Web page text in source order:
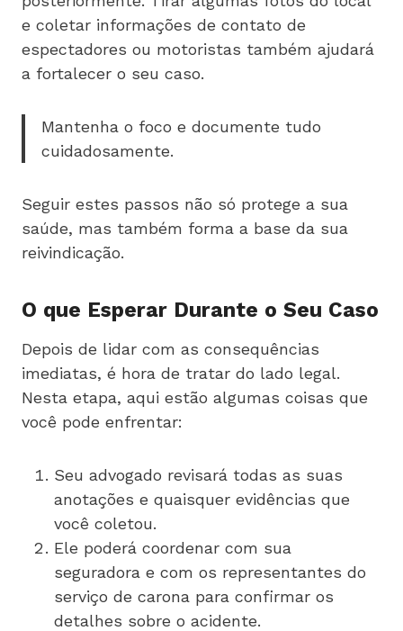
e coletar informações de contato de
espectadores ou motoristas também ajudará
a fortalecer o seu caso.
Mantenha o foco e documente tudo
cuidadosamente.
Seguir estes passos não só protege a sua
saúde, mas também forma a base da sua
reivindicação.
O que Esperar Durante o Seu Caso
Depois de lidar com as consequências
imediatas, é hora de tratar do lado legal.
Nesta etapa, aqui estão algumas coisas que
você pode enfrentar:
Seu advogado revisará todas as suas
anotações e quaisquer evidências que
você coletou.
Ele poderá coordenar com sua
seguradora e com os representantes do
serviço de carona para confirmar os
detalhes sobre o acidente.